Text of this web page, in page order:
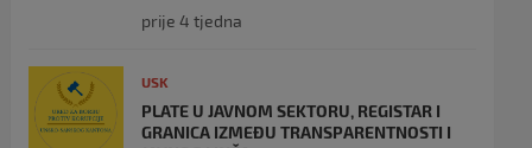
prije 4 tjedna
USK
PLATE U JAVNOM SEKTORU, REGISTAR I
GRANICA IZMEĐU TRANSPARENTNOSTI I